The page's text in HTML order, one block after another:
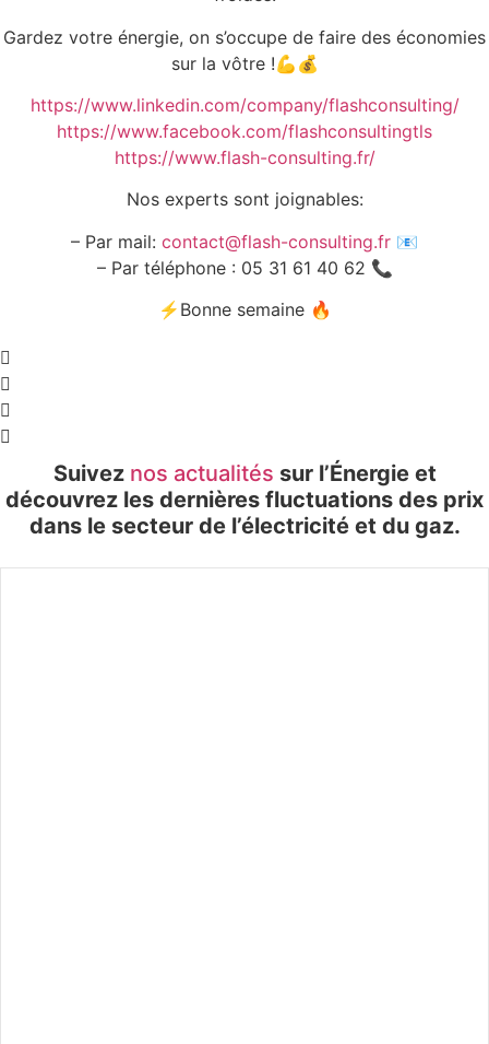
Gardez votre énergie, on s’occupe de faire des économies
sur la vôtre !💪💰
https://www.linkedin.com/company/flashconsulting/
https://www.facebook.com/flashconsultingtls
https://www.flash-consulting.fr/
Nos experts sont joignables:
– Par mail: contact@flash-consulting.fr 📧
– Par téléphone : 05 31 61 40 62 📞
⚡Bonne semaine 🔥
Suivez nos actualités sur l’Énergie et
découvrez les dernières fluctuations des prix
dans le secteur de l’électricité et du gaz.